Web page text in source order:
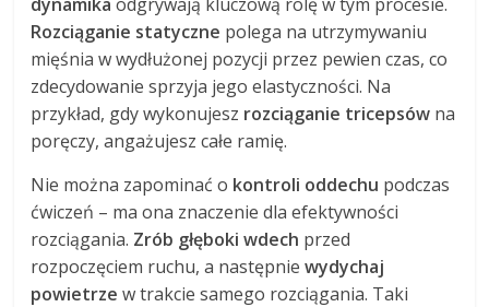
Rozciąganie statyczne polega na utrzymywaniu
mięśnia w wydłużonej pozycji przez pewien czas, co
zdecydowanie sprzyja jego elastyczności. Na
przykład, gdy wykonujesz rozciąganie tricepsów na
poręczy, angażujesz całe ramię.
Nie można zapominać o kontroli oddechu podczas
ćwiczeń – ma ona znaczenie dla efektywności
rozciągania. Zrób głęboki wdech przed
rozpoczęciem ruchu, a następniewydychaj
powietrze w trakcie samego rozciągania. Taki